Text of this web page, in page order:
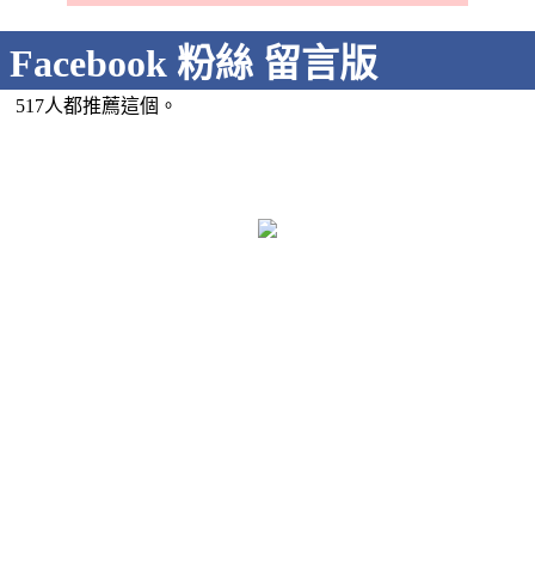
Facebook 粉絲 留言版
517人都推薦這個。